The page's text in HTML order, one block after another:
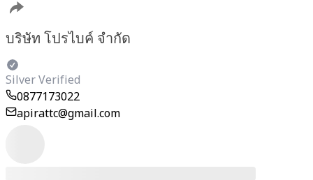
บริษัท โปรไบค์ จำกัด
Silver Verified
0877173022
apirattc@gmail.com